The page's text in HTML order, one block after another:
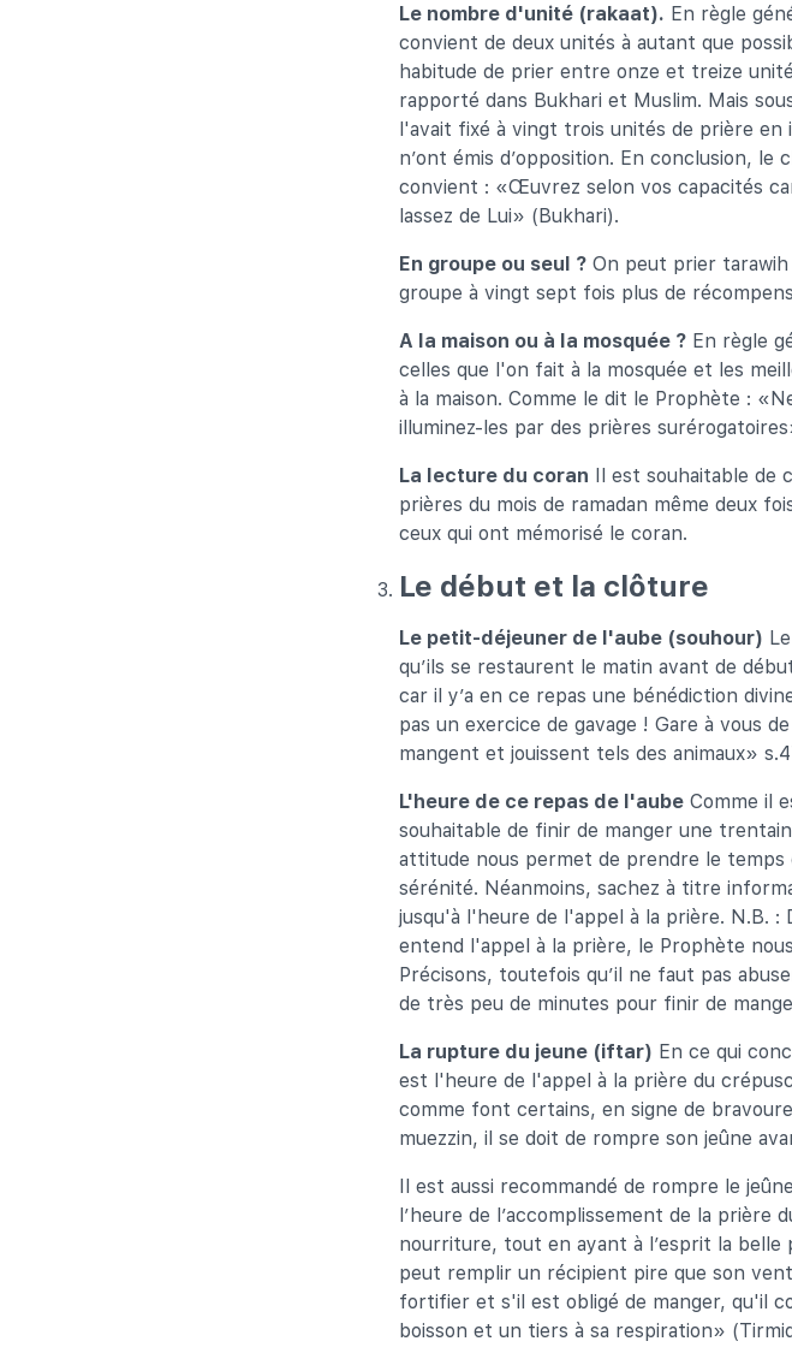
Le nombre d'unité (rakaat). En règle
convient de deux unités à autant que
habitude de prier entre onze et treize
rapporté dans Bukhari et Muslim. Mais
l'avait fixé à vingt trois unités de prière en
n’ont émis d’opposition. En conclusion,
convient : «Œuvrez selon vos capacités
lassez de Lui» (Bukhari).
En groupe ou seul ? On peut prier
groupe à vingt sept fois plus de
A la maison ou à la mosquée ? En règle
celles que l'on fait à la mosquée et les
à la maison. Comme le dit le Prophète :
illuminez-les par des prières
La lecture du coran Il est souhaitable de
prières du mois de ramadan même deux
ceux qui ont mémorisé le coran.
Le début et la clôture
Le petit-déjeuner de l'aube (souhour)
qu’ils se restaurent le matin avant de
car il y’a en ce repas une bénédiction
pas un exercice de gavage ! Gare à vous
mangent et jouissent tels des animaux»
L'heure de ce repas de l'aube Comme il
souhaitable de finir de manger une
attitude nous permet de prendre le
sérénité. Néanmoins, sachez à titre
jusqu'à l'heure de l'appel à la prière. N.B.
entend l'appel à la prière, le Prophète
Précisons, toutefois qu’il ne faut pas
de très peu de minutes pour finir de
La rupture du jeune (iftar) En ce qui
est l'heure de l'appel à la prière du
comme font certains, en signe de
muezzin, il se doit de rompre son jeûne
Il est aussi recommandé de rompre le
l’heure de l’accomplissement de la prière
nourriture, tout en ayant à l’esprit la
peut remplir un récipient pire que son
fortifier et s'il est obligé de manger, qu'il
boisson et un tiers à sa respiration»